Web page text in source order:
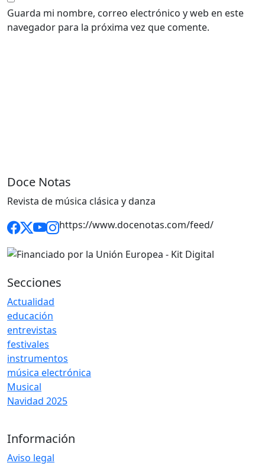
Guarda mi nombre, correo electrónico y web en este
navegador para la próxima vez que comente.
Doce Notas
Revista de música clásica y danza
https://www.docenotas.com/feed/
Secciones
Actualidad
educación
entrevistas
festivales
instrumentos
música electrónica
Musical
Navidad 2025
Información
Aviso legal